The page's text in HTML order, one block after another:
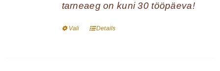
tarneaeg on kuni 30 tööpäeva!
Vali
Sellel
Details